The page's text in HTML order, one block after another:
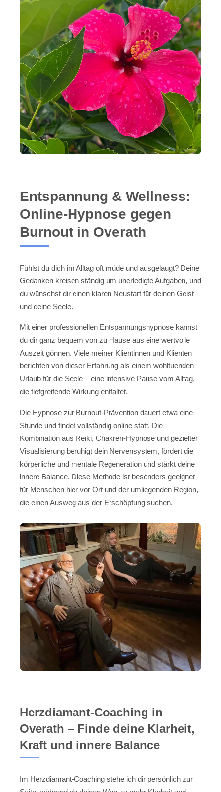
Entspannung & Wellness:
Online-Hypnose gegen
Burnout in Overath
Fühlst du dich im Alltag oft müde und ausgelaugt? Deine
Gedanken kreisen ständig um unerledigte Aufgaben, und
du wünschst dir einen klaren Neustart für deinen Geist
und deine Seele.
Mit einer professionellen Entspannungshypnose kannst
du dir ganz bequem von zu Hause aus eine wertvolle
Auszeit gönnen. Viele meiner Klientinnen und Klienten
berichten von dieser Erfahrung als einem wohltuenden
Urlaub für die Seele – eine intensive Pause vom Alltag,
die tiefgreifende Wirkung entfaltet.
Die Hypnose zur Burnout-Prävention dauert etwa eine
Stunde und findet vollständig online statt. Die
Kombination aus Reiki, Chakren-Hypnose und gezielter
Visualisierung beruhigt dein Nervensystem, fördert die
körperliche und mentale Regeneration und stärkt deine
innere Balance. Diese Methode ist besonders geeignet
für Menschen hier vor Ort und der umliegenden Region,
die einen Ausweg aus der Erschöpfung suchen.
Herzdiamant-Coaching in
Overath – Finde deine Klarheit,
Kraft und innere Balance
Im Herzdiamant-Coaching stehe ich dir persönlich zur